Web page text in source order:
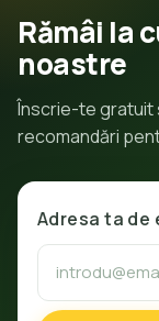
Rămâi la
noastre
Înscrie-te gratuit
recomandări
Adresa ta de